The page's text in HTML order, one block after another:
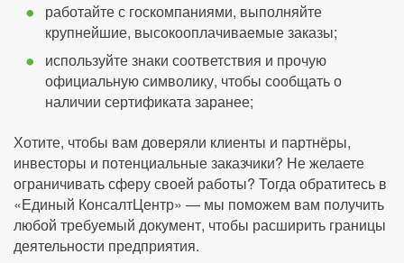
работайте с госкомпаниями, выполняйте
крупнейшие, высокооплачиваемые заказы;
используйте знаки соответствия и прочую
официальную символику, чтобы сообщать о
наличии сертификата заранее;
Хотите, чтобы вам доверяли клиенты и партнёры,
инвесторы и потенциальные заказчики? Не желаете
ограничивать сферу своей работы? Тогда обратитесь в
«Единый КонсалтЦентр» — мы поможем вам получить
любой требуемый документ, чтобы расширить границы
деятельности предприятия.